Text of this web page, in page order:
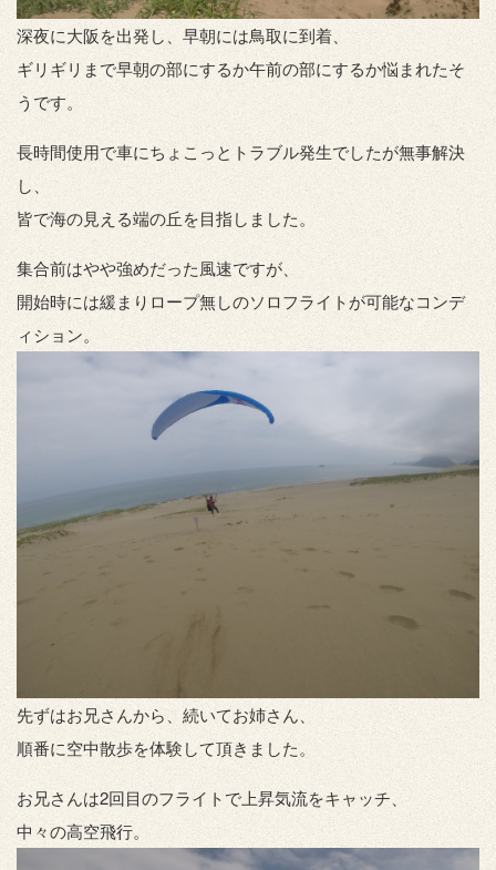
深夜に大阪を出発し、早朝には鳥取に到着、
ギリギリまで早朝の部にするか午前の部にするか悩まれたそ
うです。
長時間使用で車にちょこっとトラブル発生でしたが無事解決
し、
皆で海の見える端の丘を目指しました。
集合前はやや強めだった風速ですが、
開始時には緩まりロープ無しのソロフライトが可能なコンデ
ィション。
先ずはお兄さんから、続いてお姉さん、
順番に空中散歩を体験して頂きました。
お兄さんは2回目のフライトで上昇気流をキャッチ、
中々の高空飛行。